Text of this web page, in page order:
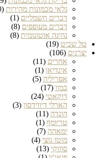
גלאי מכמונות מהירות (20)
דברים חשמליים (1)
דברים מעופפים (8)
נהיגה אוטונומית (8)
טל שביט (19)
יצרנים (106)
אחרים (11)
אינדיאן (1)
אפריליה (5)
במוו (17)
דוקאטי (24)
הארלי דיווידסון (3)
הונדה (11)
טריומף (1)
ימאהה (7)
מוטו גוצי (4)
סוזוקי (13)